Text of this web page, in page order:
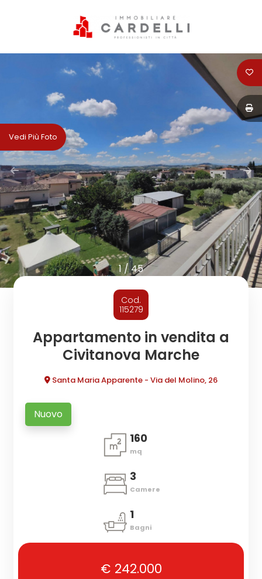
1 / 45
Vedi Più Foto
Cod.
115279
Appartamento in vendita a
Civitanova Marche
Santa Maria Apparente - Via del Molino, 26
Nuovo
160
mq
3
Camere
1
Bagni
€ 242.000
PERCHÈ
SCEGLIERE
CARDELLI
IMMOBILIARE
SERVIZI
VENDITA
AFFITTI
CONTATTI
Contratto
Qualsiasi
Vendita
Affitto
Scegli
dove
cercare
Comune
Tipologia